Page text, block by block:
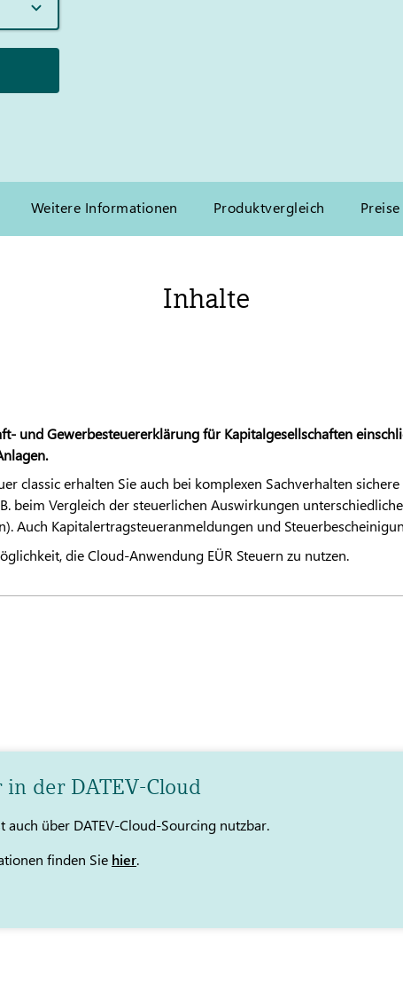
Weitere Informationen Produktvergleich Preise
Inhalte
und Gewerbesteuererklärung für Kapitalgesellschaften
classic erhalten Sie auch bei komplexen Sachverhalten
beim Vergleich der steuerlichen Auswirkungen
Auch Kapitalertragsteueranmeldungen und
die Cloud-Anwendung EÜR Steuern zu nutzen.
der DATEV-Cloud
auch über DATEV-Cloud-Sourcing nutzbar.
finden Sie hier.